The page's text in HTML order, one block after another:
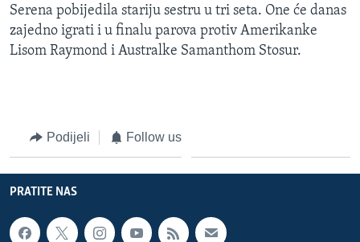
PRATITE NAS
Serena pobijedila stariju sestru u tri seta. One će danas
zajedno igrati i u finalu parova protiv Amerikanke
Lisom Raymond i Australke Samanthom Stosur.
Podijeli Follow us
PRATITE NAS